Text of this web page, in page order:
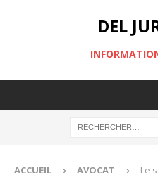
DEL
ACCUEIL AVOCAT Le